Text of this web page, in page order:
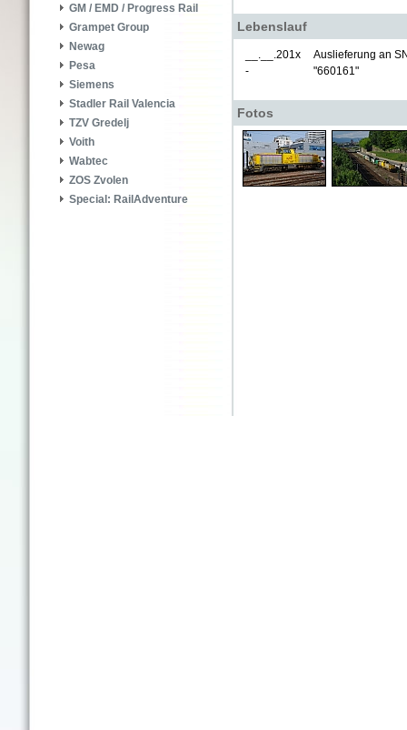
GM / EMD / Progress Rail
Grampet Group
Newag
Pesa
Siemens
Stadler Rail Valencia
TZV Gredelj
Voith
Wabtec
ZOS Zvolen
Special: RailAdventure
Lebenslauf
__.__.201x
-
Auslieferung an
"660161"
Fotos